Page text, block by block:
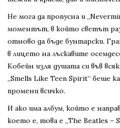
Не мога да пропусна и
моментът, в който светът
отново да бъде бунтарски.
в лицето на лъскавите
Кобейн изля душата си във
„Smells Like Teen Spirit“ беше
промени всичко.
И ако има албум, който е
което е, това е „The Beatles –